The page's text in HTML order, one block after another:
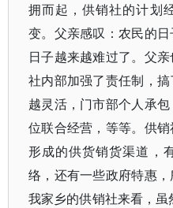
拥而起，供销社的计划
变。父亲感叹：农民的
日子越来越难过了。父
社内部加强了责任制，
越灵活，门市部个人承
位联合经营，等等。供
形成的供货销货渠道，
络，还有一些政府特惠
我家乡的供销社来看，